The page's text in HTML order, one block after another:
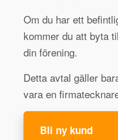
Om du har ett
kommer du att byta
din förening.
Detta avtal gäller
vara en
Bli ny kund